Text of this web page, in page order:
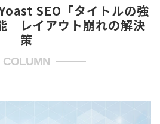
｜レイアウト崩れの解決
策
COLUMN